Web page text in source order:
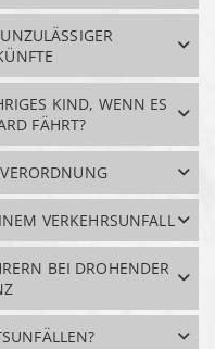
KIND, WENN ES
FÄHRT?
VERKEHRSUNFALL
BEI DROHENDER